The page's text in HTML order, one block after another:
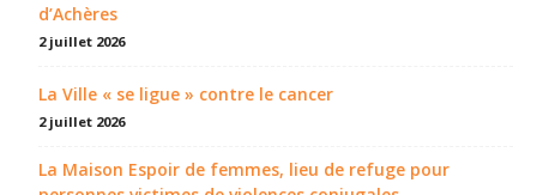
d’Achères
2 juillet 2026
La Ville « se ligue » contre le cancer
2 juillet 2026
La Maison Espoir de femmes, lieu de refuge pour